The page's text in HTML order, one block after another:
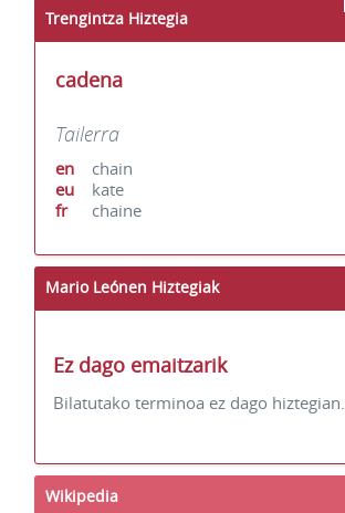
Trengintza Hiztegia
cadena
Tailerra
en
chain
eu
kate
fr
chaine
Mario Leónen Hiztegiak
Ez dago emaitzarik
Bilatutako terminoa ez dago hiztegian.
Wikipedia